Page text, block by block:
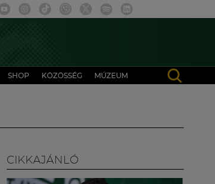
SHOP KÖZÖSSÉG MÚZEUM
CIKKAJÁNLÓ